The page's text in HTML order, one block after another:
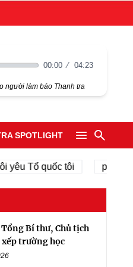
00:00 04:23
người làm báo Thanh tra
SPOTLIGHT
yêu Tổ quốc tôi phát
Tổng Bí thư, Chủ tịch
xếp trường học